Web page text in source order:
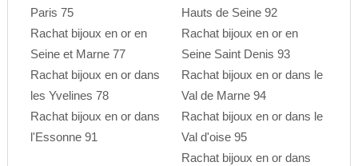
Paris 75
Rachat bijoux en or en
Seine et Marne 77
Rachat bijoux en or dans
les Yvelines 78
Rachat bijoux en or dans
l'Essonne 91
Hauts de Seine 92
Rachat bijoux en or en
Seine Saint Denis 93
Rachat bijoux en or dans le
Val de Marne 94
Rachat bijoux en or dans le
Val d'oise 95
Rachat bijoux en or dans